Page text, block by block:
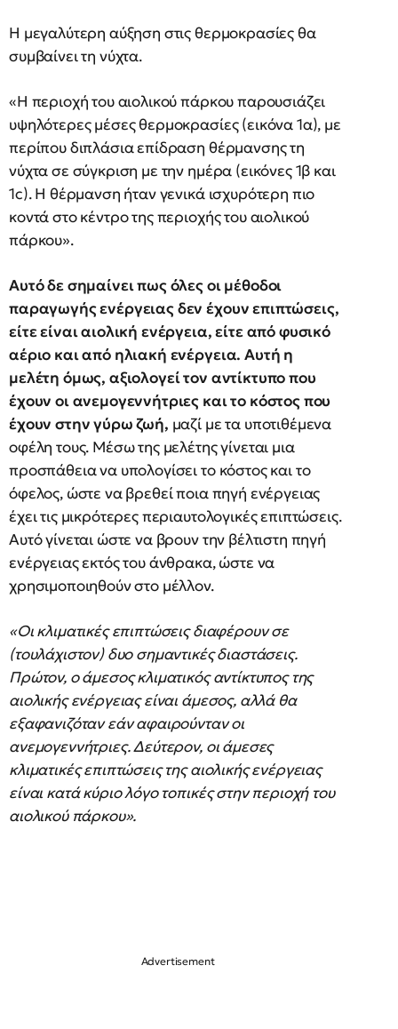
Η μεγαλύτερη αύξηση στις θερμοκρασίες θα
συμβαίνει τη νύχτα.
«H περιοχή του αιολικού πάρκου παρουσιάζει
υψηλότερες μέσες θερμοκρασίες (εικόνα 1α), με
περίπου διπλάσια επίδραση θέρμανσης τη
νύχτα σε σύγκριση με την ημέρα (εικόνες 1β και
1c). Η θέρμανση ήταν γενικά ισχυρότερη πιο
κοντά στο κέντρο της περιοχής του αιολικού
πάρκου».
Αυτό δε σημαίνει πως όλες οι μέθοδοι
παραγωγής ενέργειας δεν έχουν επιπτώσεις,
είτε είναι αιολική ενέργεια, είτε από φυσικό
αέριο και από ηλιακή ενέργεια. Αυτή η
μελέτη όμως, αξιολογεί τον αντίκτυπο που
έχουν οι ανεμογεννήτριες και το κόστος που
έχουν στην γύρω ζωή, μαζί με τα υποτιθέμενα
οφέλη τους. Μέσω της μελέτης γίνεται μια
προσπάθεια να υπολογίσει το κόστος και το
όφελος, ώστε να βρεθεί ποια πηγή ενέργειας
έχει τις μικρότερες περιαυτολογικές επιπτώσεις.
Αυτό γίνεται ώστε να βρουν την βέλτιστη πηγή
ενέργειας εκτός του άνθρακα, ώστε να
χρησιμοποιηθούν στο μέλλον.
«Οι κλιματικές επιπτώσεις διαφέρουν σε
(τουλάχιστον) δυο σημαντικές διαστάσεις.
Πρώτον, ο άμεσος κλιματικός αντίκτυπος της
αιολικής ενέργειας είναι άμεσος, αλλά θα
εξαφανιζόταν εάν αφαιρούνταν οι
ανεμογεννήτριες. Δεύτερον, οι άμεσες
κλιματικές επιπτώσεις της αιολικής ενέργειας
είναι κατά κύριο λόγο τοπικές στην περιοχή του
αιολικού πάρκου».